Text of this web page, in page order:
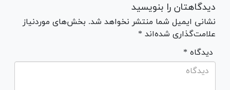
دیدگاهتان را بنویسید
نشانی ایمیل شما منتشر نخواهد شد. بخش‌های موردنیاز
علامت‌گذاری شده‌اند *
* دیدگاه